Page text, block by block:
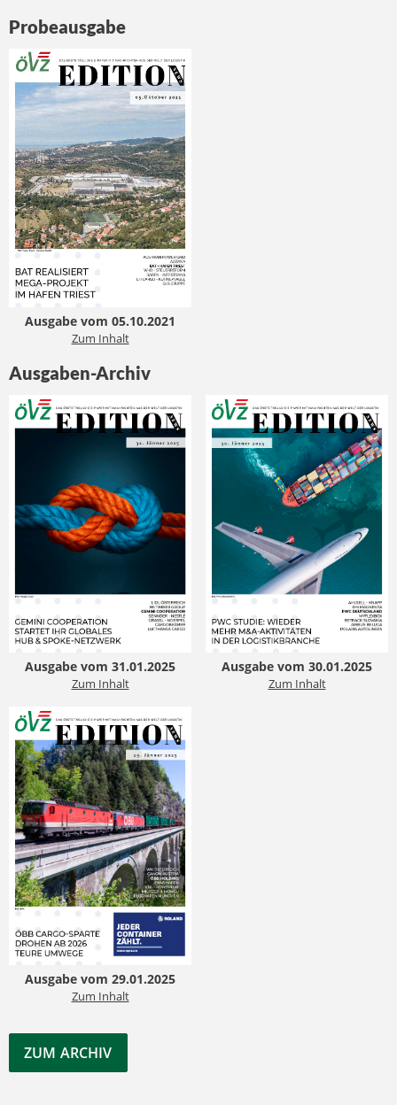
Probeausgabe
Ausgabe vom 05.10.2021
Zum Inhalt
Ausgaben-Archiv
Ausgabe vom 31.01.2025
Zum Inhalt
Ausgabe vom 30.01.2025
Zum Inhalt
Ausgabe vom 29.01.2025
Zum Inhalt
ZUM ARCHIV